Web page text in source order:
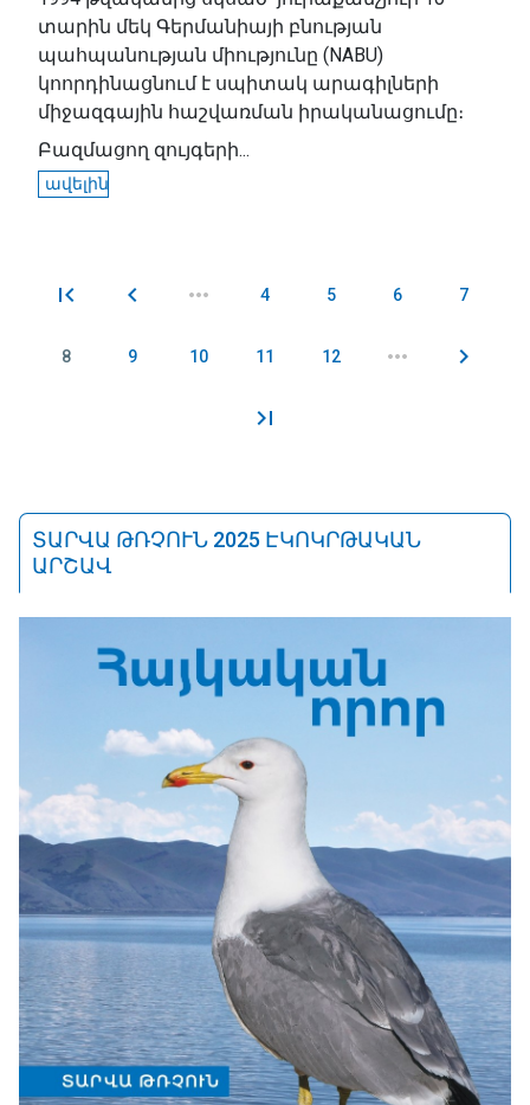
տարին մեկ Գերմանիայի բնության
պահպանության միությունը (NABU)
կոորդինացնում է սպիտակ արագիլների
միջազգային հաշվառման իրականացումը։
Բազմացող զույգերի...
ավելին
Էջեր 4 5 6 7
8 9 10 11 12
ՏԱՐՎԱ ԹՌՉՈՒՆ 2025 ԷԿՈԿՐԹԱԿԱՆ
ԱՐՇԱՎ